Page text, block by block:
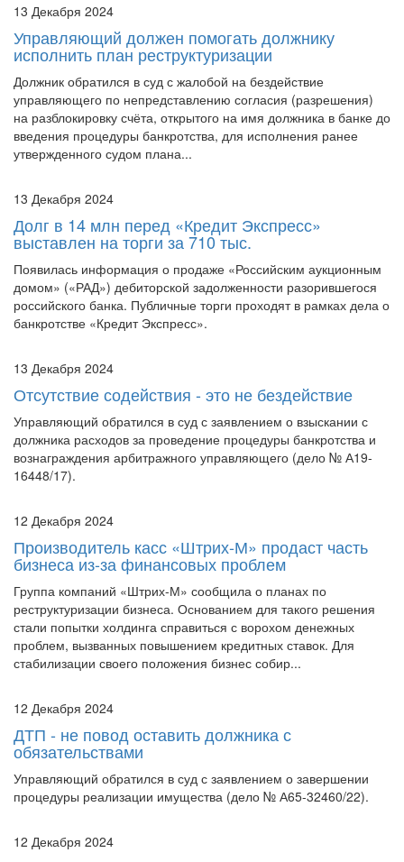
13 Декабря 2024
Управляющий должен помогать должнику
исполнить план реструктуризации
Должник обратился в суд с жалобой на бездействие
управляющего по непредставлению согласия (разрешения)
на разблокировку счёта, открытого на имя должника в банке до
введения процедуры банкротства, для исполнения ранее
утвержденного судом плана...
13 Декабря 2024
Долг в 14 млн перед «Кредит Экспресс»
выставлен на торги за 710 тыс.
Появилась информация о продаже «Российским аукционным
домом» («РАД») дебиторской задолженности разорившегося
российского банка. Публичные торги проходят в рамках дела о
банкротстве «Кредит Экспресс».
13 Декабря 2024
Отсутствие содействия - это не бездействие
Управляющий обратился в суд с заявлением о взыскании с
должника расходов за проведение процедуры банкротства и
вознаграждения арбитражного управляющего (дело № А19-
16448/17).
12 Декабря 2024
Производитель касс «Штрих-М» продаст часть
бизнеса из-за финансовых проблем
Группа компаний «Штрих-М» сообщила о планах по
реструктуризации бизнеса. Основанием для такого решения
стали попытки холдинга справиться с ворохом денежных
проблем, вызванных повышением кредитных ставок. Для
стабилизации своего положения бизнес собир...
12 Декабря 2024
ДТП - не повод оставить должника с
обязательствами
Управляющий обратился в суд с заявлением о завершении
процедуры реализации имущества (дело № А65-32460/22).
12 Декабря 2024